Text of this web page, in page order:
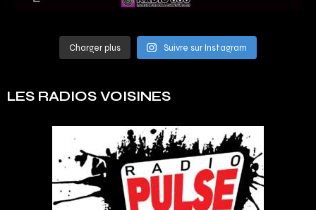
Charger plus Suivre sur Instagram
LES RADIOS VOISINES